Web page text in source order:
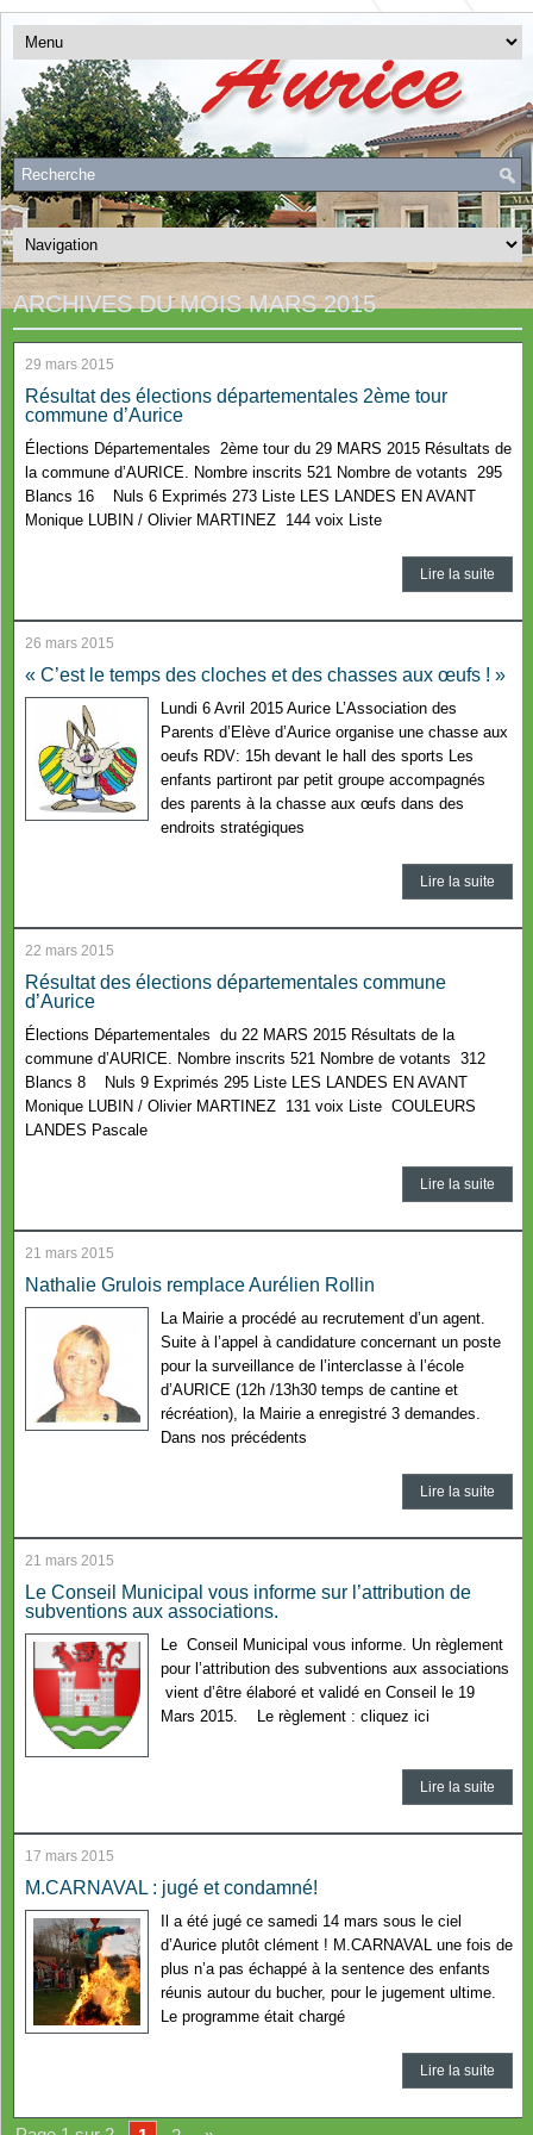
ARCHIVES DU MOISMARS 2015
29 mars 2015
Résultat des élections départementales 2ème tour
commune d’Aurice
Élections Départementales 2ème tour du 29 MARS 2015 Résultats de
la commune d’AURICE. Nombre inscrits 521 Nombre de votants 295
Blancs 16 Nuls 6 Exprimés 273 Liste LES LANDES EN AVANT
Monique LUBIN / Olivier MARTINEZ 144 voix Liste
Lire la suite
26 mars 2015
« C’est le temps des cloches et des chasses aux œufs ! »
Lundi 6 Avril 2015 Aurice L’Association des
Parents d’Elève d’Aurice organise une chasse aux
oeufs RDV: 15h devant le hall des sports Les
enfants partiront par petit groupe accompagnés
des parents à la chasse aux œufs dans des
endroits stratégiques
Lire la suite
22 mars 2015
Résultat des élections départementales commune
d’Aurice
Élections Départementales du 22 MARS 2015 Résultats de la
commune d’AURICE. Nombre inscrits 521 Nombre de votants 312
Blancs 8 Nuls 9 Exprimés 295 Liste LES LANDES EN AVANT
Monique LUBIN / Olivier MARTINEZ 131 voix Liste COULEURS
LANDES Pascale
Lire la suite
21 mars 2015
Nathalie Grulois remplace Aurélien Rollin
La Mairie a procédé au recrutement d’un agent.
Suite à l’appel à candidature concernant un poste
pour la surveillance de l’interclasse à l’école
d’AURICE (12h /13h30 temps de cantine et
récréation), la Mairie a enregistré 3 demandes.
Dans nos précédents
Lire la suite
21 mars 2015
Le Conseil Municipal vous informe sur l’attribution de
subventions aux associations.
Le Conseil Municipal vous informe. Un règlement
pour l’attribution des subventions aux associations
vient d’être élaboré et validé en Conseil le 19
Mars 2015. Le règlement : cliquez ici
Lire la suite
17 mars 2015
M.CARNAVAL : jugé et condamné!
Il a été jugé ce samedi 14 mars sous le ciel
d’Aurice plutôt clément ! M.CARNAVAL une fois de
plus n’a pas échappé à la sentence des enfants
réunis autour du bucher, pour le jugement ultime.
Le programme était chargé
Lire la suite